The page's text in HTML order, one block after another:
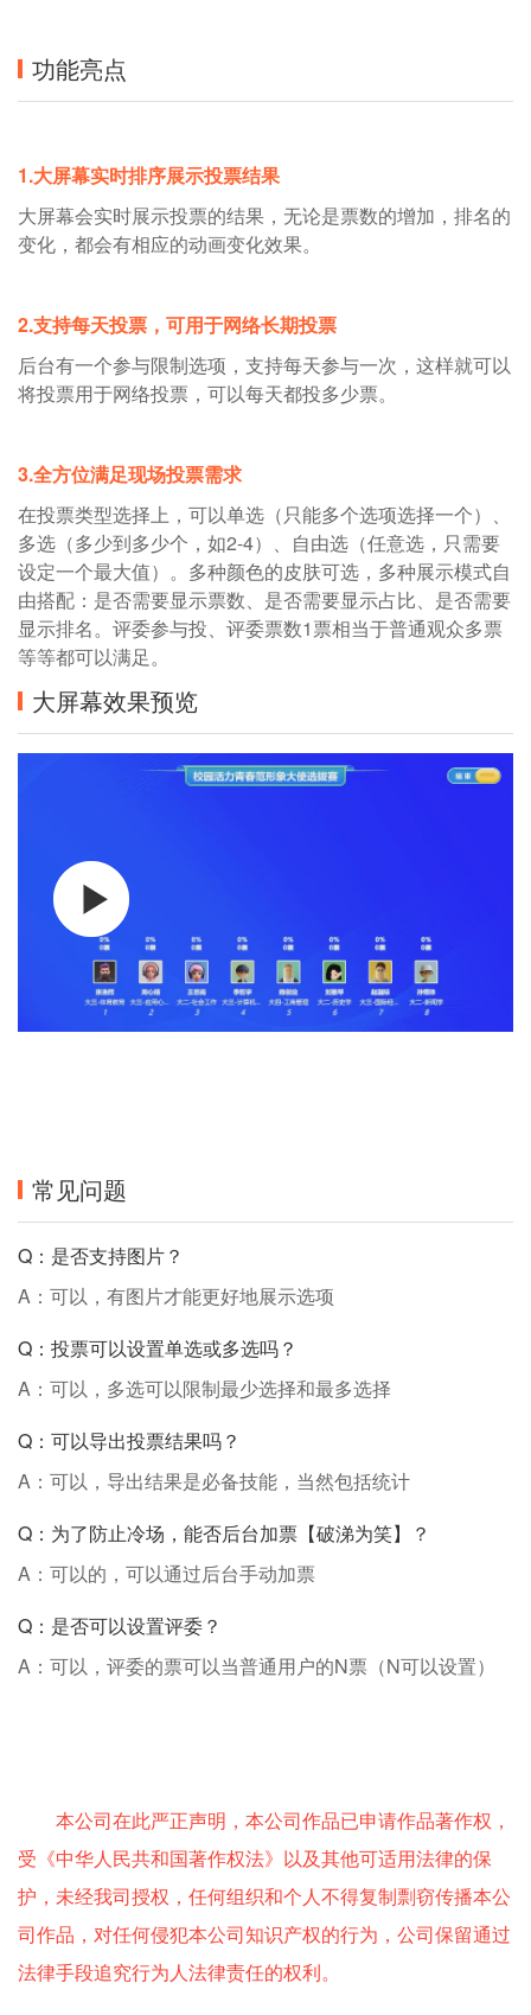
功能亮点
1.大屏幕实时排序展示投票结果
大屏幕会实时展示投票的结果，无论是票数的增加，排名的
变化，都会有相应的动画变化效果。
2.支持每天投票，可用于网络长期投票
后台有一个参与限制选项，支持每天参与一次，这样就可以
将投票用于网络投票，可以每天都投多少票。
3.全方位满足现场投票需求
在投票类型选择上，可以单选（只能多个选项选择一个）、
多选（多少到多少个，如2-4）、自由选（任意选，只需要
设定一个最大值）。多种颜色的皮肤可选，多种展示模式自
由搭配：是否需要显示票数、是否需要显示占比、是否需要
显示排名。评委参与投、评委票数1票相当于普通观众多票
等等都可以满足。
大屏幕效果预览
常见问题
Q：是否支持图片？
A：可以，有图片才能更好地展示选项
Q：投票可以设置单选或多选吗？
A：可以，多选可以限制最少选择和最多选择
Q：可以导出投票结果吗？
A：可以，导出结果是必备技能，当然包括统计
Q：为了防止冷场，能否后台加票【破涕为笑】？
A：可以的，可以通过后台手动加票
Q：是否可以设置评委？
A：可以，评委的票可以当普通用户的N票（N可以设置）
本公司在此严正声明，本公司作品已申请作品著作权，
受《中华人民共和国著作权法》以及其他可适用法律的保
护，未经我司授权，任何组织和个人不得复制剽窃传播本公
司作品，对任何侵犯本公司知识产权的行为，公司保留通过
法律手段追究行为人法律责任的权利。